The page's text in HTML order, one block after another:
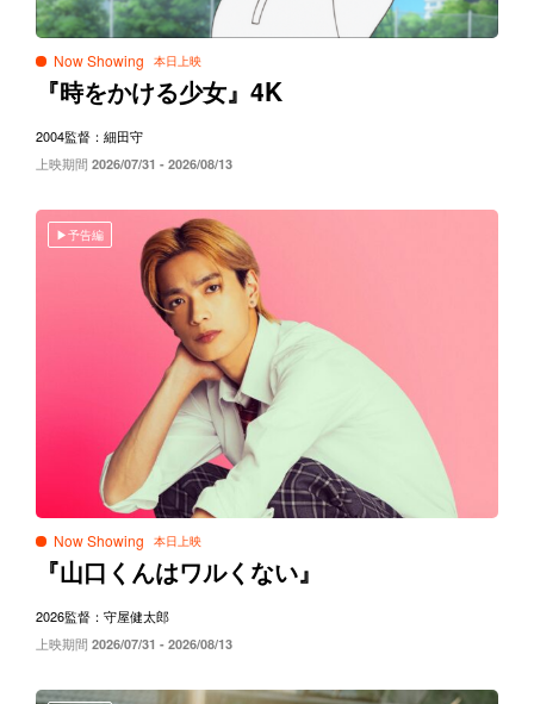
Now Showing
『時をかける少女』 4K
2004監督：細田守
上映期間 2026/07/31 - 2026/08/13
予告編
Now Showing
『山口くんはワルくない』
2026監督：守屋健太郎
上映期間 2026/07/31 - 2026/08/13